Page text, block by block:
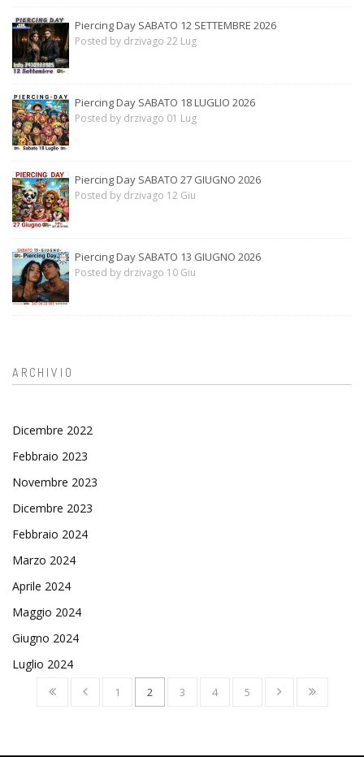
Piercing Day SABATO 12 SETTEMBRE 2026
Posted by drzivago 22 Lug
Piercing Day SABATO 18 LUGLIO 2026
Posted by drzivago 01 Lug
Piercing Day SABATO 27 GIUGNO 2026
Posted by drzivago 12 Giu
Piercing Day SABATO 13 GIUGNO 2026
Posted by drzivago 10 Giu
ARCHIVIO
Dicembre 2022
Febbraio 2023
Novembre 2023
Dicembre 2023
Febbraio 2024
Marzo 2024
Aprile 2024
Maggio 2024
Giugno 2024
Luglio 2024
1 2 3 4 5